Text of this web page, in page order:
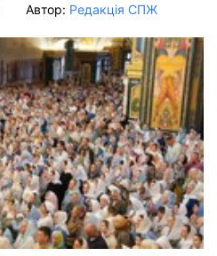
Автор: Редакція СПЖ